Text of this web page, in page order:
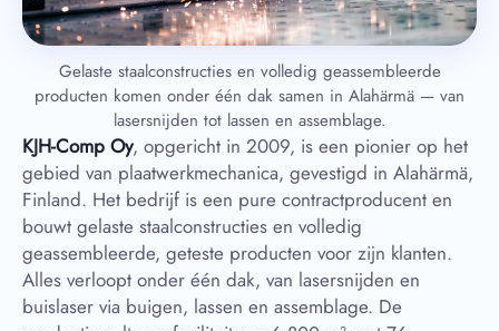
Gelaste staalconstructies en volledig geassembleerde
producten komen onder één dak samen in Alahärmä — van
lasersnijden tot lassen en assemblage.
KJH-Comp Oy, opgericht in 2009, is een pionier op het
gebied van plaatwerkmechanica, gevestigd in Alahärmä,
Finland. Het bedrijf is een pure contractproducent en
bouwt gelaste staalconstructies en volledig
geassembleerde, geteste producten voor zijn klanten.
Alles verloopt onder één dak, van lasersnijden en
buislaser via buigen, lassen en assemblage. De